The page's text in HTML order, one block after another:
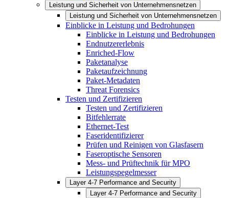
Leistung und Sicherheit von Unternehmensnetzen
Leistung und Sicherheit von Unternehmensnetzen
Einblicke in Leistung und Bedrohungen
Einblicke in Leistung und Bedrohungen
Endnutzererlebnis
Enriched-Flow
Paketanalyse
Paketaufzeichnung
Paket-Metadaten
Threat Forensics
Testen und Zertifizieren
Testen und Zertifizieren
Bitfehlerrate
Ethernet-Test
Faseridentifizierer
Prüfen und Reinigen von Glasfasern
Faseroptische Sensoren
Mess- und Prüftechnik für MPO
Leistungspegelmesser
Layer 4-7 Performance and Security
Layer 4-7 Performance and Security